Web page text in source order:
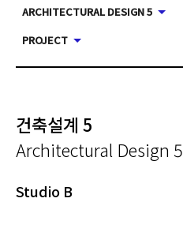
ARCHITECTURAL DESIGN 5
PROJECT
건축설계 5
Architectural Design 5
Studio B